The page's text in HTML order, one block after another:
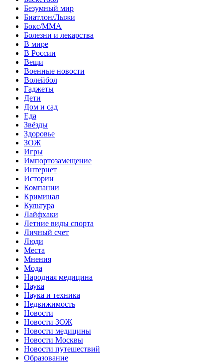
Безумный мир
Биатлон/Лыжи
Бокс/MMA
Болезни и лекарства
В мире
В России
Вещи
Военные новости
Волейбол
Гаджеты
Дети
Дом и сад
Еда
Звёзды
Здоровье
ЗОЖ
Игры
Импортозамещение
Интернет
Истории
Компании
Криминал
Культура
Лайфхаки
Летние виды спорта
Личный счет
Люди
Места
Мнения
Мода
Народная медицина
Наука
Наука и техника
Недвижимость
Новости
Новости ЗОЖ
Новости медицины
Новости Москвы
Новости путешествий
Образование